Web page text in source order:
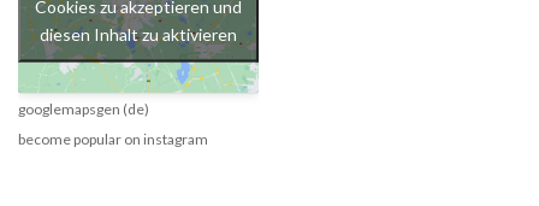
Cookies zu akzeptieren und
diesen Inhalt zu aktivieren
googlemapsgen (de)
become popular on instagram